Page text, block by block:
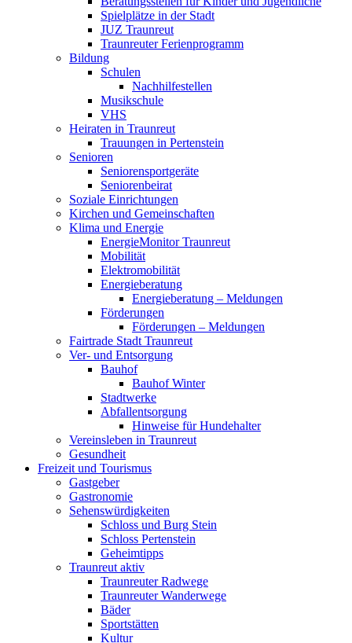
Spielplätze in der Stadt
JUZ Traunreut
Traunreuter Ferienprogramm
Bildung
Schulen
Nachhilfestellen
Musikschule
VHS
Heiraten in Traunreut
Trauungen in Pertenstein
Senioren
Seniorensportgeräte
Seniorenbeirat
Soziale Einrichtungen
Kirchen und Gemeinschaften
Klima und Energie
EnergieMonitor Traunreut
Mobilität
Elektromobilität
Energieberatung
Energieberatung – Meldungen
Förderungen
Förderungen – Meldungen
Fairtrade Stadt Traunreut
Ver- und Entsorgung
Bauhof
Bauhof Winter
Stadtwerke
Abfallentsorgung
Hinweise für Hundehalter
Vereinsleben in Traunreut
Gesundheit
Freizeit und Tourismus
Gastgeber
Gastronomie
Sehenswürdigkeiten
Schloss und Burg Stein
Schloss Pertenstein
Geheimtipps
Traunreut aktiv
Traunreuter Radwege
Traunreuter Wanderwege
Bäder
Sportstätten
Kultur